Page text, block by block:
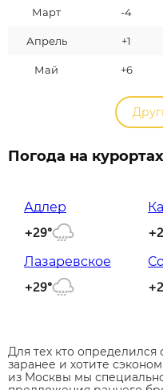
Март -4
Апрель +1
Май +6
Погода на
Адлер
+29°
Лазаревское
+29°
Для тех кто определился
заранее и хотите
из Москвы мы